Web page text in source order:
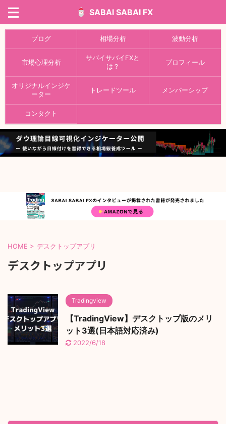
SABAI SABAI FX
ブログ 相場分析 波動分析
市場心理分析
サバイサバイFXと
は？
プロフィール
オリジナルインジケ
ーター
トレードツール メンバーシップ
コンタクト
HOME > デスクトップアプリ
デスクトップアプリ
Tradingview
【TradingView】デスクトップ版のメリ
ット3選(日本語対応済み)
2022/6/18